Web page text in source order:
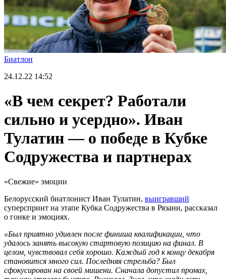
Биатлон
24.12.22 14:52
«В чем секрет? Работали
сильно и усердно». Иван
Тулатин — о победе в Кубке
Содружества и партнерах
«Свежие» эмоции
Белорусский биатлонист Иван Тулатин, выигравший
суперспринт на этапе Кубка Содружества в Рязани, рассказал
о гонке и эмоциях.
«Был приятно удивлен после финиша квалификации, что
удалось занять высокую стартовую позицию на финал. В
целом, чувствовал себя хорошо. Каждый год к концу декабря
становится много сил. Последняя стрельба? Был
сфокусирован на своей мишени. Сначала допустил промах,